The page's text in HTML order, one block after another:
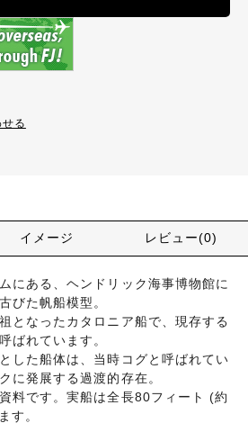
る
イメージ レビュー(0)
にある、ヘンドリック海事博物館に
びた帆船模型。
となったカタロニア船で、現存する
ばれています。
した船体は、当時コグと呼ばれてい
に発展する過渡的存在。
料です。実船は全長80フィート (約
す。